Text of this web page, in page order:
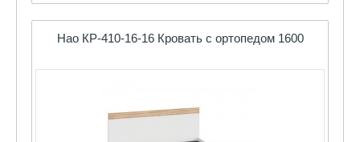
Нао КР-410-16-16 Кровать с ортопедом 1600